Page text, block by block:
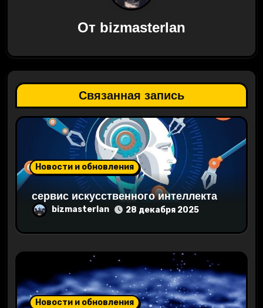
я
п
о
п
с
я
м
От bizmasterlan
Связанная запись
Новости и обновления
сервис искусственного интеллекта
bizmasterlan 28 декабря 2025
Новости и обновления